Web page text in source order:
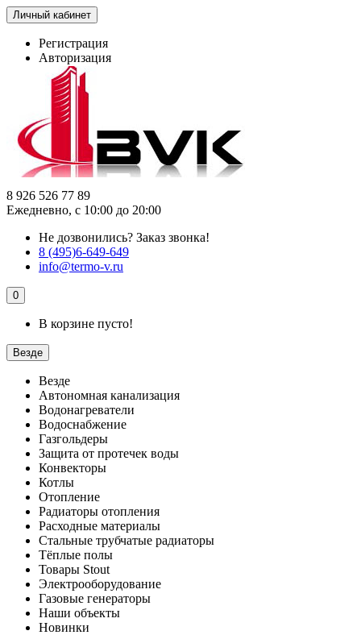
Личный кабинет
Регистрация
Авторизация
8 926 526 77 89
Ежедневно, с 10:00 до 20:00
Не дозвонились? Заказ звонка!
8 (495)6-649-649
info@termo-v.ru
0
В корзине пусто!
Везде
Везде
Автономная канализация
Водонагреватели
Водоснабжение
Газгольдеры
Защита от протечек воды
Конвекторы
Котлы
Отопление
Радиаторы отопления
Расходные материалы
Стальные трубчатые радиаторы
Тёплые полы
Товары Stout
Электрооборудование
Газовые генераторы
Наши объекты
Новинки